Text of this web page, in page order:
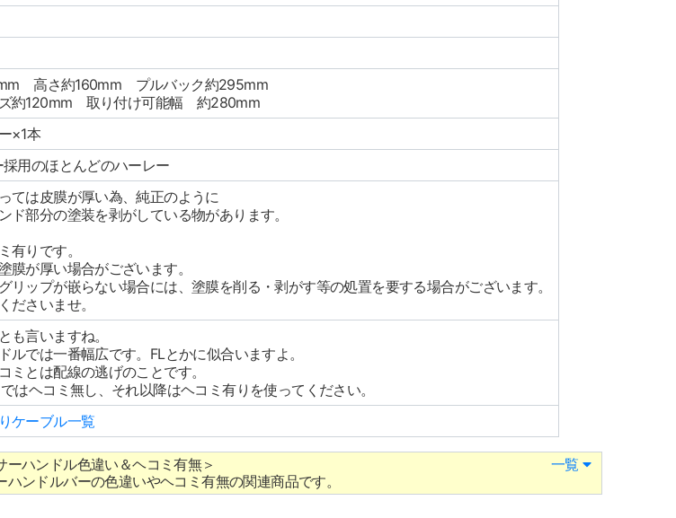
高さ約160mm プルバック約295mm
約120mm 取り付け可能幅 約280mm
×1本
採用のほとんどのハーレー
ては皮膜が厚い為、純正のように
ド部分の塗装を剥がしている物があります。
有りです。
膜が厚い場合がございます。
リップが嵌らない場合には、塗膜を削る・剥がす等の処置を要する場合がございます。
ださいませ。
も言いますね。
ルでは一番幅広です。FLとかに似合いますよ。
ミとは配線の逃げのことです。
はヘコミ無し、それ以降はヘコミ有りを使ってください。
ケーブル一覧
ーハンドル色違い＆ヘコミ有無＞
ハンドルバーの色違いやヘコミ有無の関連商品です。
一覧